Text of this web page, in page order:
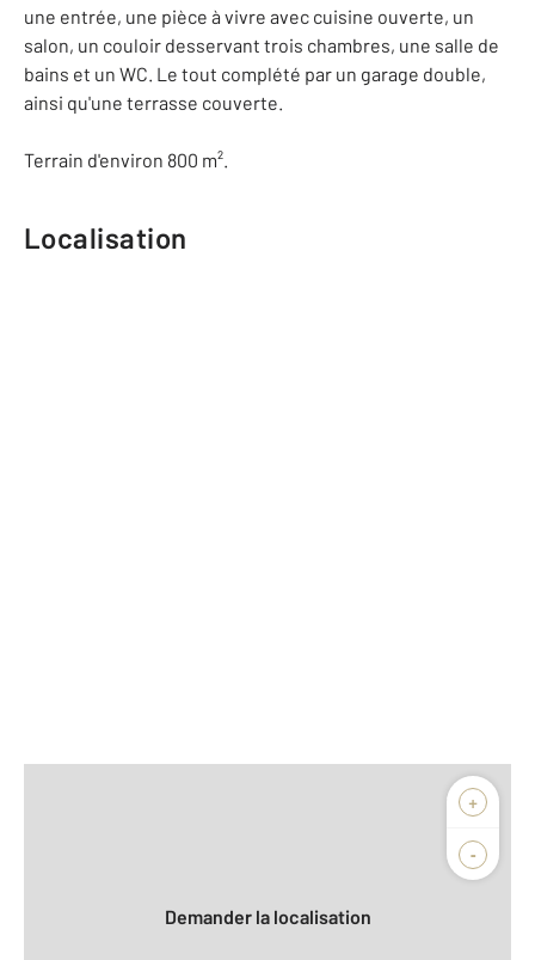
une entrée, une pièce à vivre avec cuisine ouverte, un
salon, un couloir desservant trois chambres, une salle de
bains et un WC. Le tout complété par un garage double,
ainsi qu'une terrasse couverte.
Terrain d'environ 800 m².
Localisation
+
-
Biens vendus
Demander la localisation